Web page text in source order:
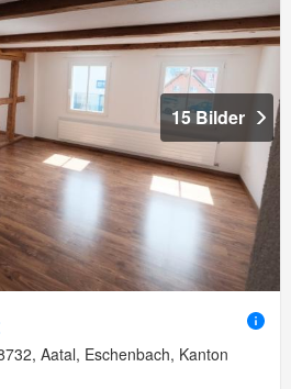
15 Bilder
Aatal, Eschenbach, Kanton